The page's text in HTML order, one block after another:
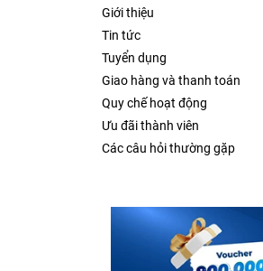
Giới thiệu
Tin tức
Tuyển dụng
Giao hàng và thanh toán
Quy chế hoạt động
Ưu đãi thành viên
Các câu hỏi thường gặp